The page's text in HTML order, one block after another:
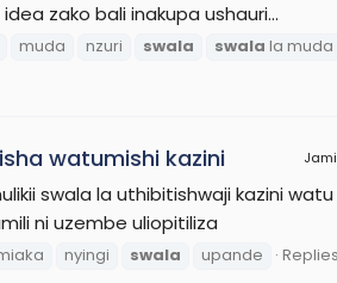
zako bali inakupa ushauri...
muda nzuri swala swala la muda
watumishi kazini
swala la uthibitishwaji kazini
ni uzembe uliopitiliza
nyingi swala upande